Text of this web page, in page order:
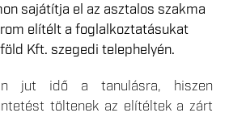
sajátítja el az asztalos szakma
elítélt a foglalkoztatásukat
Kft. szegedi telephelyén.
jut idő a tanulásra, hiszen
töltenek az elítéltek a zárt